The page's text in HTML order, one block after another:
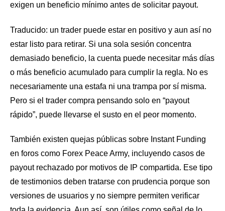
exigen un beneficio mínimo antes de solicitar payout.
Traducido: un trader puede estar en positivo y aun así no
estar listo para retirar. Si una sola sesión concentra
demasiado beneficio, la cuenta puede necesitar más días
o más beneficio acumulado para cumplir la regla. No es
necesariamente una estafa ni una trampa por sí misma.
Pero si el trader compra pensando solo en “payout
rápido”, puede llevarse el susto en el peor momento.
También existen quejas públicas sobre Instant Funding
en foros como Forex Peace Army, incluyendo casos de
payout rechazado por motivos de IP compartida. Ese tipo
de testimonios deben tratarse con prudencia porque son
versiones de usuarios y no siempre permiten verificar